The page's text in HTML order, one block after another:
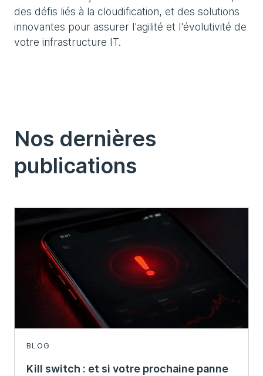
des défis liés à la cloudification, et des solutions
innovantes pour assurer l'agilité et l'évolutivité de
votre infrastructure IT.
Nos dernières
publications
BLOG
Kill switch : et si votre prochaine panne